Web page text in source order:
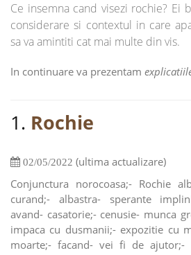
Ce insemna cand visezi rochie? Ei
considerare si contextul in care
sa va amintiti cat mai multe din vis.
In continuare va prezentam
1. Rochie
02/05/2022 (ultima actualizare)
Conjunctura norocoasa;- Rochie
curand;- albastra- sperante
avand- casatorie;- cenusie- munca
impaca cu dusmanii;- expozitie cu
moarte;- facand- vei fi de ajutor;-